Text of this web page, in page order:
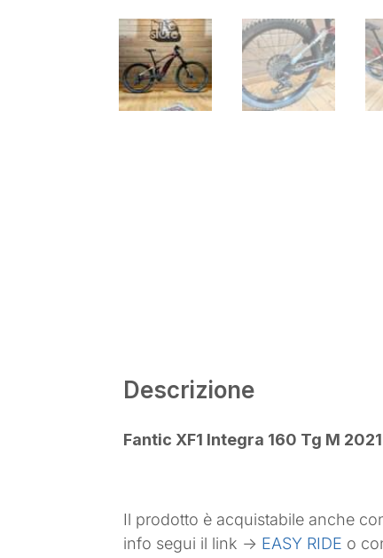
Descrizione
Fantic XF1 Integra 160 Tg M 2021
Il prodotto è acquistabile anche
info segui il link -> EASY RIDE o